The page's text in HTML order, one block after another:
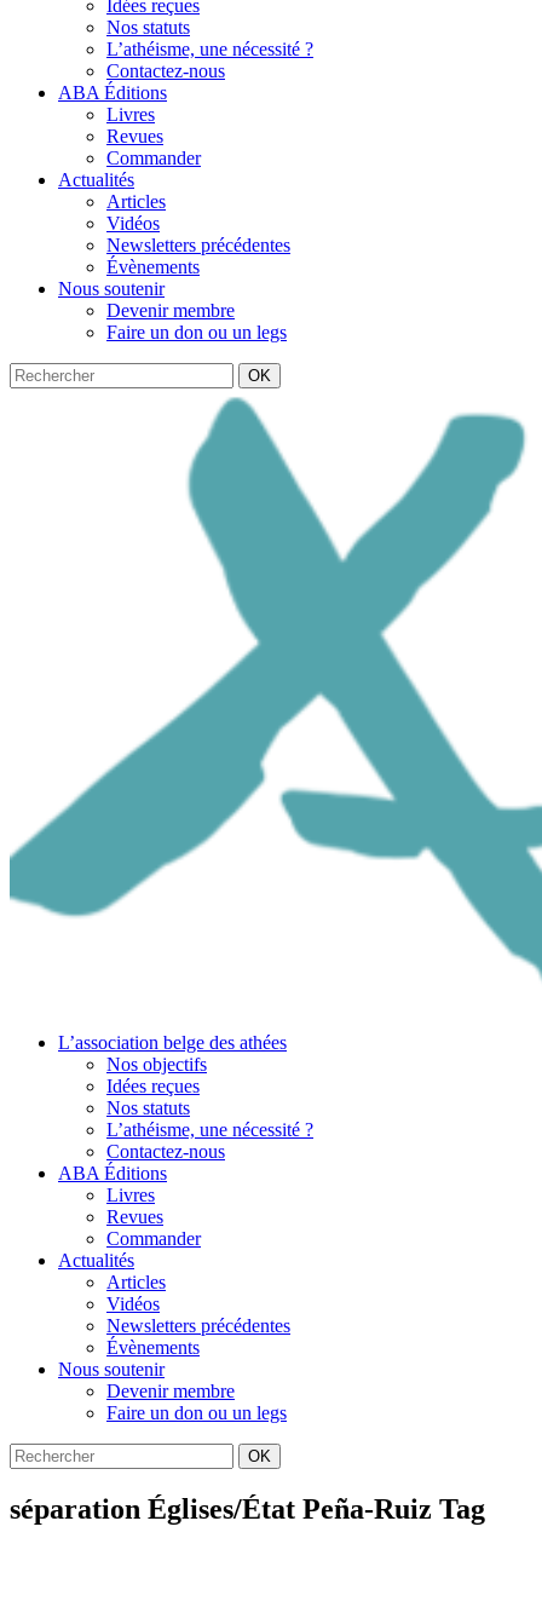
Idées reçues
Nos statuts
L’athéisme, une nécessité ?
Contactez-nous
ABA Éditions
Livres
Revues
Commander
Actualités
Articles
Vidéos
Newsletters précédentes
Évènements
Nous soutenir
Devenir membre
Faire un don ou un legs
OK
L’association belge des athées
Nos objectifs
Idées reçues
Nos statuts
L’athéisme, une nécessité ?
Contactez-nous
ABA Éditions
Livres
Revues
Commander
Actualités
Articles
Vidéos
Newsletters précédentes
Évènements
Nous soutenir
Devenir membre
Faire un don ou un legs
OK
séparation Églises/État Peña-Ruiz Tag